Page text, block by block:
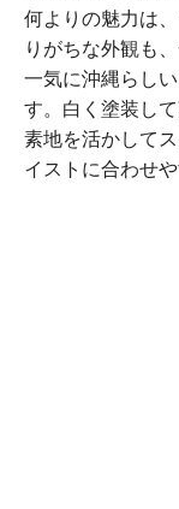
何よりの魅力は
りがちな外観も
一気に沖縄らし
す。白く塗装し
素地を活かして
イストに合わせ